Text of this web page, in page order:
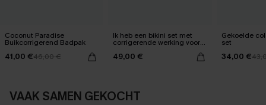
Coconut Paradise
Buikcorrigerend Badpak
41,00 €46,00 €
Ik heb een bikini set met
corrigerende werking voor
mijn buik gekregen.
49,00 €
Gekoelde
set
34,00 €
VAAK SAMEN GEKOCHT